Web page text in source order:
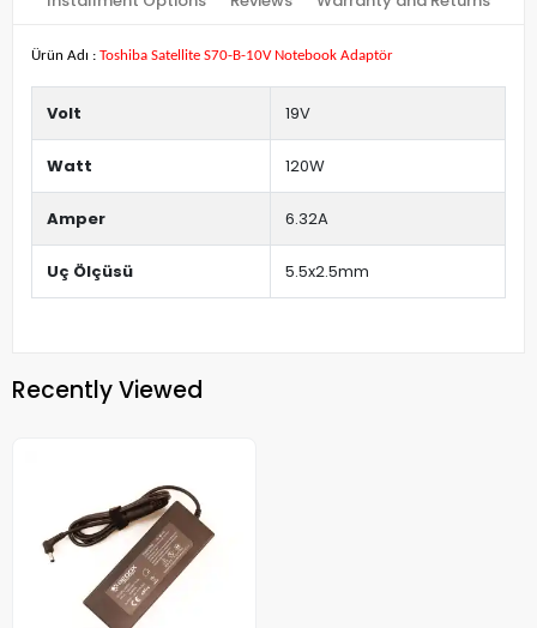
Ürün Adı : Toshiba Satellite S70-B-10V Notebook Adaptör
Volt 19V
Watt 120W
Amper 6.32A
Uç Ölçüsü 5.5x2.5mm
Recently Viewed